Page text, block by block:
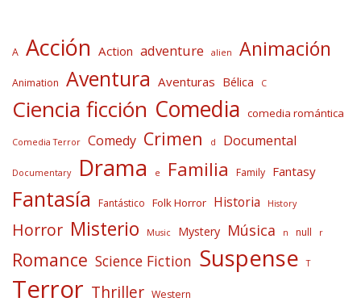
A Acción Action adventure alien Animación
Animation Aventura Aventuras Bélica C
Ciencia ficción Comedia comedia romántica
Comedia Terror Comedy Crimen d Documental
Documentary Drama e Familia Family Fantasy
Fantasía Fantástico Folk Horror Historia History
Horror Misterio Music Mystery Música n null r
Romance Science Fiction Suspense T
Terror Thriller Western